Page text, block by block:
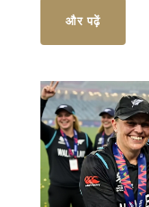
और पढ़ें